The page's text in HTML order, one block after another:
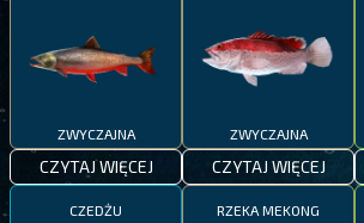
ZWYCZAJNA
CZYTAJ WIĘCEJ
ZWYCZAJNA
CZYTAJ WIĘCEJ
CZEDŻU RZEKA MEKONG